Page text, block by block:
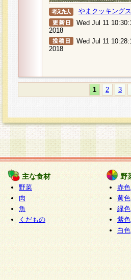
やまクッキング
Wed Jul 11
2018
Wed Jul 11
2018
1 2 3
主な食材
野菜
肉
魚
くだもの
野
赤色
黄色
緑色
紫色
白色